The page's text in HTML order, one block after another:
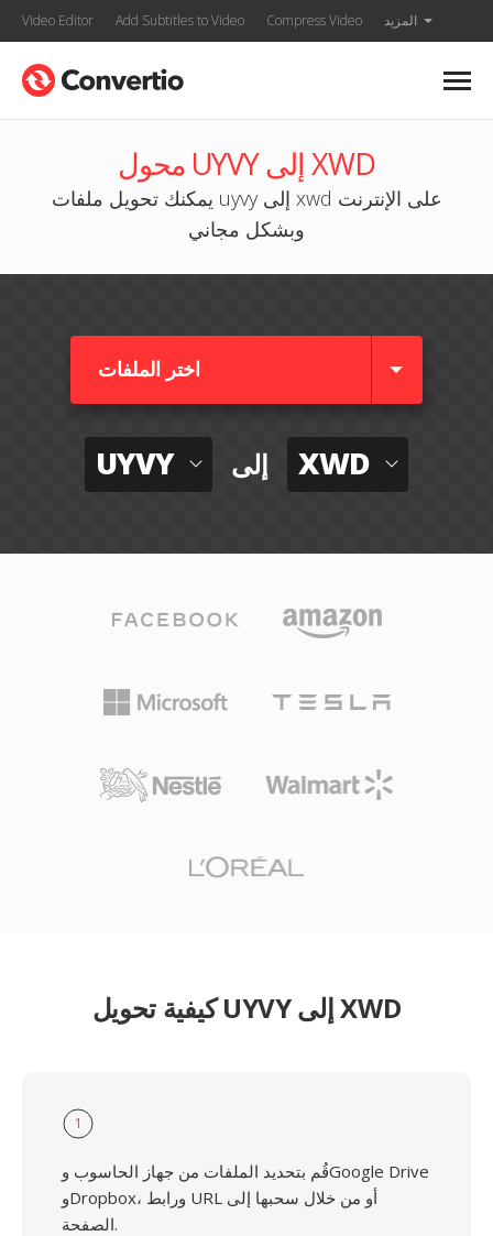
Video Editor Add Subtitles to Video Compress Video المزيد
محول UYVY إلى XWD
يمكنك تحويل ملفات uyvy إلى xwd على الإنترنت
وبشكل مجاني
اختر الملفات
UYVY إلى XWD
كيفية تحويل UYVY إلى XWD
1
قُم بتحديد الملفات من جهاز الحاسوب وGoogle Drive
وDropbox، ورابط URL أو من خلال سحبها إلى
الصفحة.